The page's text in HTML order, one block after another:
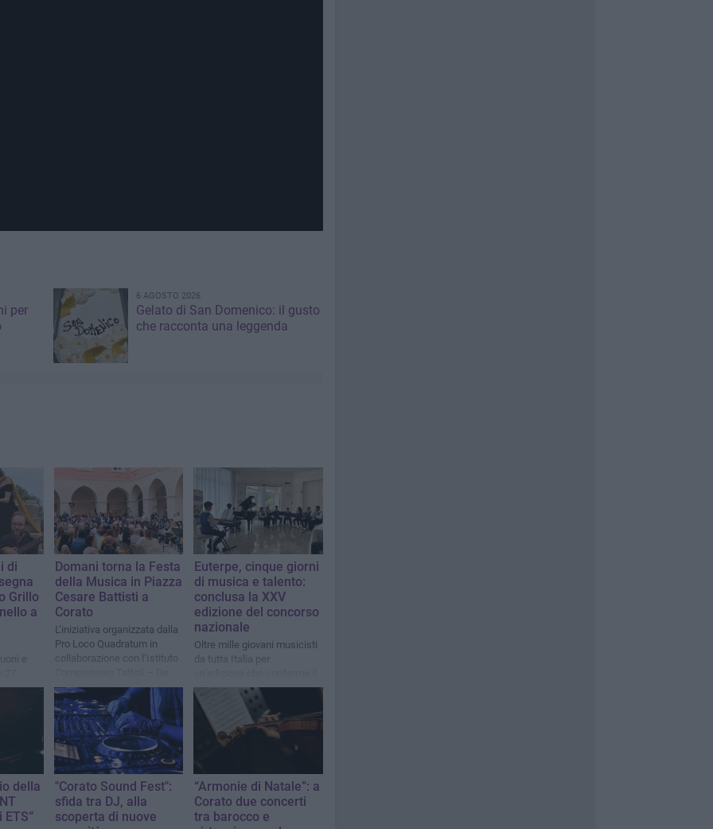
per
6 AGOSTO 2026
Gelato di San Domenico: il gusto
che racconta una leggenda
di
Grillo
a
e
Domani torna la Festa
della Musica in Piazza
Cesare Battisti a
Corato
L’iniziativa organizzata dalla
Pro Loco Quadratum in
collaborazione con l’Istituto
Gasperi, con il patrocinio del
Comune di Corato.
Euterpe, cinque giorni
di musica e talento:
conclusa la XXV
edizione del concorso
nazionale
Oltre mille giovani musicisti
da tutta Italia per
ruolo del concorso nel
panorama nazionale della
formazione musicale
della
"Corato Sound Fest":
sfida tra DJ, alla
scoperta di nuove
“Armonie di Natale”: a
Corato due concerti
tra barocco e